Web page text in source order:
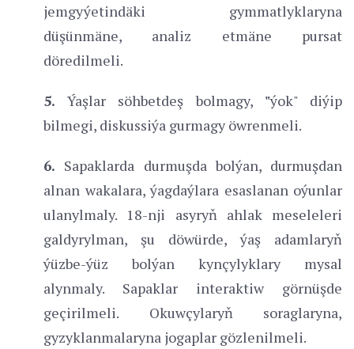
jemgyýetindäki gymmatlyklaryna
düşünmäne, analiz etmäne pursat
döredilmeli.
5. Ýaşlar söhbetdeş bolmagy, "ýok" diýip
bilmegi, diskussiýa gurmagy öwrenmeli.
6. Sapaklarda durmuşda bolýan, durmuşdan
alnan wakalara, ýagdaýlara esaslanan oýunlar
ulanylmaly. 18-nji asyryň ahlak meseleleri
galdyrylman, şu döwürde, ýaş adamlaryň
ýüzbe-ýüz bolýan kynçylyklary mysal
alynmaly. Sapaklar interaktiw görnüşde
geçirilmeli. Okuwçylaryň soraglaryna,
gyzyklanmalaryna jogaplar gözlenilmeli.